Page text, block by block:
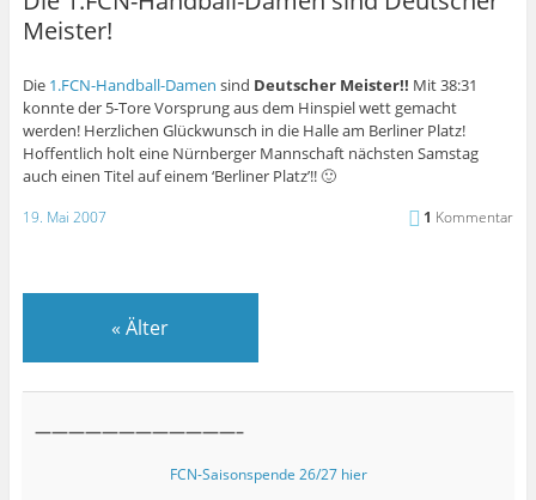
Meister!
Die 1.FCN-Handball-Damen sind Deutscher Meister!! Mit 38:31
konnte der 5-Tore Vorsprung aus dem Hinspiel wett gemacht
werden! Herzlichen Glückwunsch in die Halle am Berliner Platz!
Hoffentlich holt eine Nürnberger Mannschaft nächsten Samstag
auch einen Titel auf einem ‘Berliner Platz’!! 🙂
19. Mai 2007 1 Kommentar
« Älter
————————————–
FCN-Saisonspende 26/27 hier